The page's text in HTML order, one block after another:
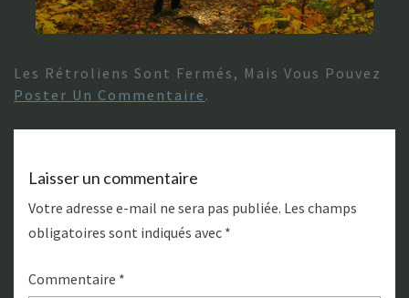
Les Rétroliens Sont Fermés, Mais Vous Pouvez
Poster Un Commentaire .
Laisser un commentaire
Votre adresse e-mail ne sera pas publiée. Les champs
obligatoires sont indiqués avec *
Commentaire *